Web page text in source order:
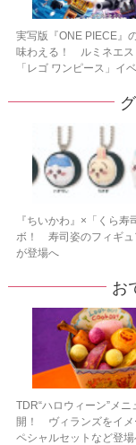
実写版『ONE PIECE』
味わえる！ ルミネエス
「レゴ ワンピース」イ
『ちいかわ』×「くら寿
ボ！ 寿司姿のフィギュ
が登場へ
お
TDR“ハロウィーン”メニ
開！ ヴィランズをイメ
ペシャルセットなど登